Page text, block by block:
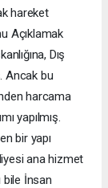
hareket
Açıklamak
Dış
Ancak bu
harcama
yapılmış.
bir yapı
ana hizmet
bile İnsan